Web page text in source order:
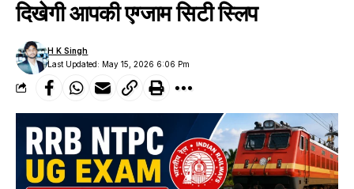
दिखेगी आपकी एग्जाम सिटी स्लिप
Last Updated: May 15, 2026 6:06 Pm
H K Singh